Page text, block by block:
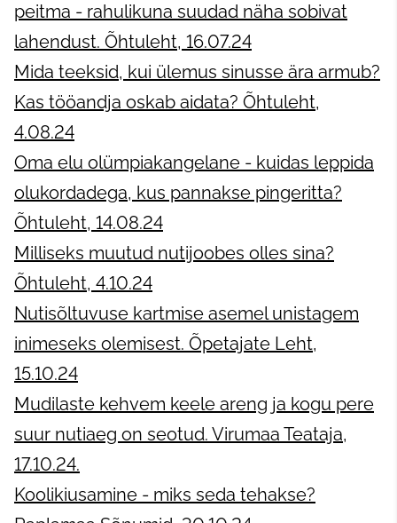
peitma - rahulikuna suudad näha sobivat
lahendust. Õhtuleht, 16.07.24
Mida teeksid, kui ülemus sinusse ära armub?
Kas tööandja oskab aidata? Õhtuleht,
4.08.24
Oma elu olümpiakangelane - kuidas leppida
olukordadega, kus pannakse pingeritta?
Õhtuleht, 14.08.24
Milliseks muutud nutijoobes olles sina?
Õhtuleht, 4.10.24
Nutisõltuvuse kartmise asemel unistagem
inimeseks olemisest. Õpetajate Leht,
15.10.24
Mudilaste kehvem keele areng ja kogu pere
suur nutiaeg on seotud. Virumaa Teataja,
17.10.24.
Koolikiusamine - miks seda tehakse?